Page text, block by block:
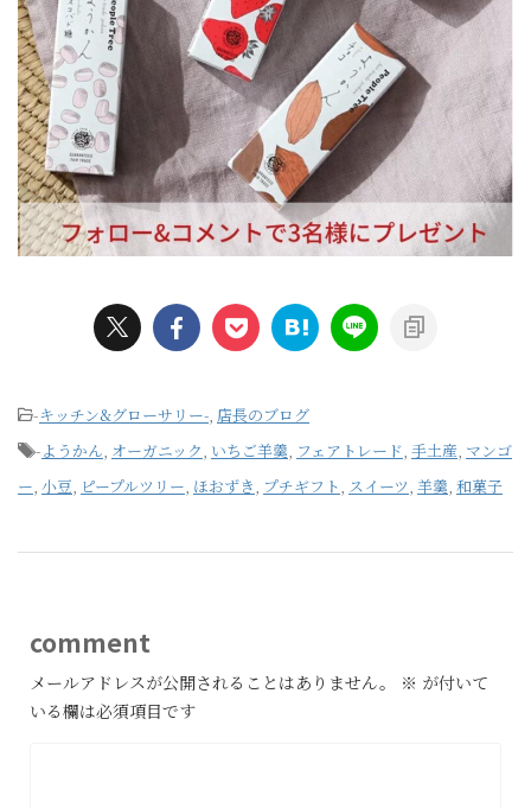
-キッチン&グローサリー-, 店長のブログ
-ようかん, オーガニック, いちご羊羹, フェアトレード, 手土産, マンゴ
ー, 小豆, ピープルツリー, ほおずき, プチギフト, スイーツ, 羊羹, 和菓子
comment
メールアドレスが公開されることはありません。 ※ が付いて
いる欄は必須項目です